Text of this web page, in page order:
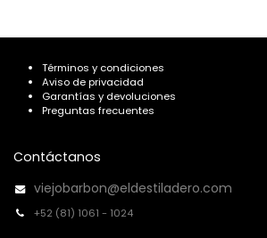
Términos y condiciones
Aviso de privacidad
Garantías y devoluciones
Preguntas frecuentes
Contáctanos
viejobarbon@eldestiladero.com
+52 (81) 1061 - 1024